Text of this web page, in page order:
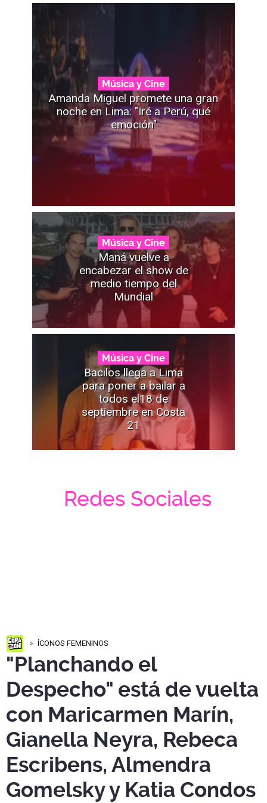
Música y Cine
Amanda Miguel promete una gran
noche en Lima: "Iré a Perú, qué
emoción"
Música y Cine
Maná vuelve a
encabezar el show de
medio tiempo del
Mundial
Música y Cine
Bacilos llega a Lima
para poner a bailar a
todos el18 de
septiembre en Costa
21
Redes Sociales
ÍCONOS FEMENINOS
"Planchando el
Despecho" está de vuelta
con Maricarmen Marín,
Gianella Neyra, Rebeca
Escribens, Almendra
Gomelsky y Katia Condos